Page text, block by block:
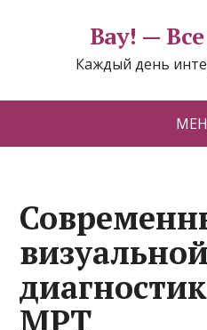
Вау! —
Каждый день
визуальной
МРТ